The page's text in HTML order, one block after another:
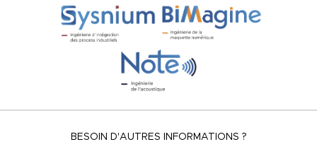
BESOIN D'AUTRES INFORMATIONS ?